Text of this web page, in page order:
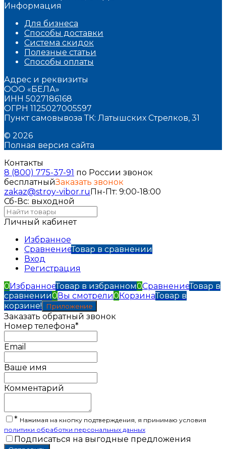
Информация
Для бизнеса
Способы доставки
Система скидок
Полезные статьи
Способы оплаты
Адрес и реквизиты
ООО «БЕЛА»
ИНН 5027186168
ОГРН 1125027005597
Пункт самовывоза ТК: Латышских Стрелков, 31
© 2026
Полная версия сайта
Контакты
8 (800) 775-37-91 по России звонок
бесплатныйЗаказать звонок
zakaz@stroy-vibor.ruПн-Пт: 9:00-18:00
Сб-Вс: выходной
Личный кабинет
Избранное
СравнениеТовар в сравнении
Вход
Регистрация
0ИзбранноеТовар в избранном0СравнениеТовар в
сравнении0Вы смотрели0КорзинаТовар в
корзине!
Приложение
Заказать обратный звонок
Номер телефона*
Email
Ваше имя
Комментарий
* Нажимая на кнопку подтверждения, я принимаю условия
политики обработки персональных данных
Подписаться на выгодные предложения